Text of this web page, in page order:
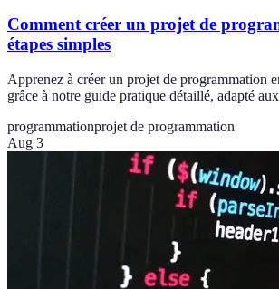
Comment créer un projet de
étapes simples
Apprenez à créer un projet de programmation
grâce à notre guide pratique détaillé, adapté
programmationprojet de programmation
Aug 3